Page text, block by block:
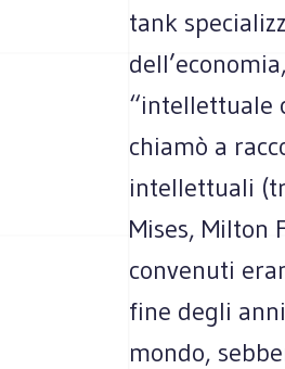
tank
“intellettuale
chiamò a
intellettuali
Mises, Milton
convenuti
fine degli
mondo,